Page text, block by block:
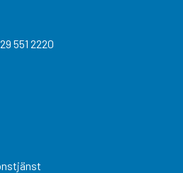
551 2220